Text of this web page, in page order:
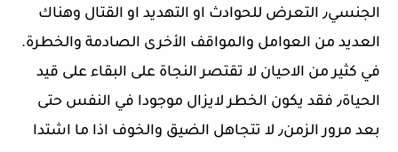
الجنسي٫ التعرض للحوادث او التهديد او القتال وهناك
العديد من العوامل والمواقف الأخرى الصادمة والخطرة.
في كثير من الاحيان لا تقتصر النجاة على البقاء على قيد
الحياة٫ فقد يكون الخطر لايزال موجودا في النفس حتى
بعد مرور الزمن٫ لا تتجاهل الضيق والخوف اذا ما اشتدا